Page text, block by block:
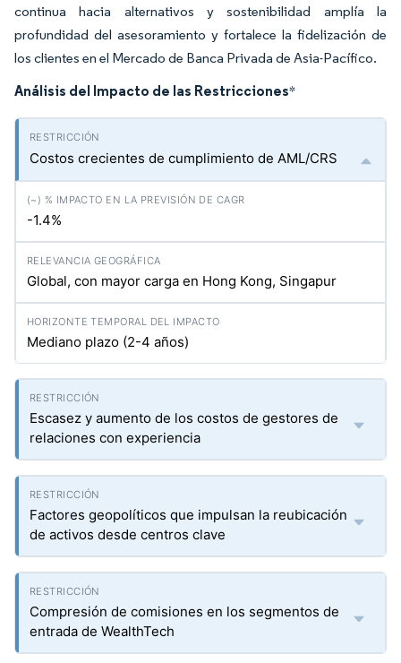
continua hacia alternativos y sostenibilidad amplía la
profundidad del asesoramiento y fortalece la fidelización de
los clientes en el Mercado de Banca Privada de Asia-Pacífico.
Análisis del Impacto de las Restricciones*
Costos crecientes de cumplimiento de AML/CRS
-1.4%
Global, con mayor carga en Hong Kong, Singapur
Mediano plazo (2-4 años)
Escasez y aumento de los costos de gestores de
relaciones con experiencia
Factores geopolíticos que impulsan la reubicación
de activos desde centros clave
Compresión de comisiones en los segmentos de
entrada de WealthTech